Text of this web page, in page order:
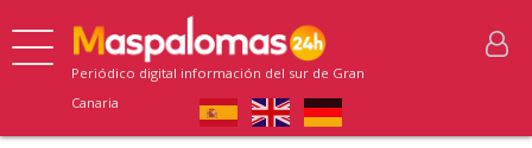
Periódico digital información del sur de Gran
Canaria